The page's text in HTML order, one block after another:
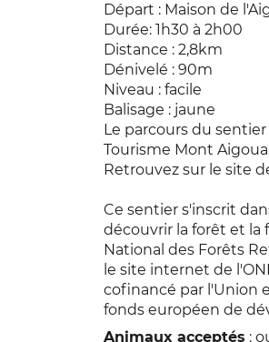
Départ : Maison de
Durée: 1h30 à 2h00
Distance : 2,8km
Dénivelé : 90m
Niveau : facile
Balisage : jaune
Le parcours du
Tourisme Mont
Retrouvez sur le site
Ce sentier s'inscrit
découvrir la forêt et la
National des Forêts
le site internet de
cofinancé par l'Union
fonds européen de
Animaux acceptés :